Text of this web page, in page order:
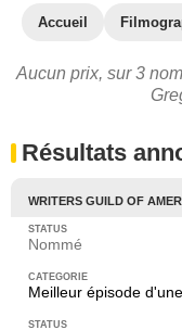
Accueil
Aucun prix, sur 3
Résultats
WRITERS GUILD OF
Nommé
Meilleur épisode